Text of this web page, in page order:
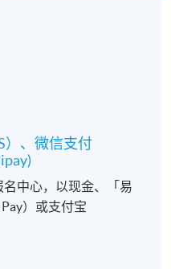
）、微信支付
中心，以现金、「易
）或支付宝